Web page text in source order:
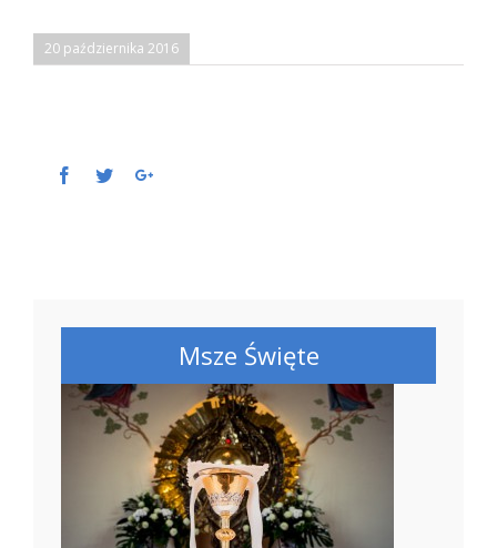
20 października 2016
Facebook
TwitterGoogle+
Msze Święte